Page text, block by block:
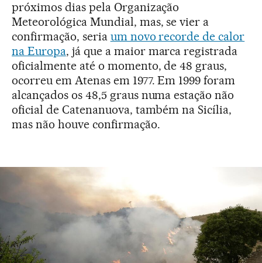
próximos dias pela Organização
Meteorológica Mundial, mas, se vier a
confirmação, seria um novo recorde de calor
na Europa, já que a maior marca registrada
oficialmente até o momento, de 48 graus,
ocorreu em Atenas em 1977. Em 1999 foram
alcançados os 48,5 graus numa estação não
oficial de Catenanuova, também na Sicília,
mas não houve confirmação.